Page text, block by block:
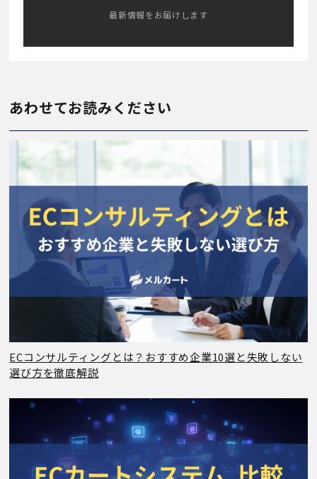
最新情報をお届けします
あわせてお読みください
ECコンサルティングとは？おすすめ企業10選と失敗しない
選び方を徹底解説